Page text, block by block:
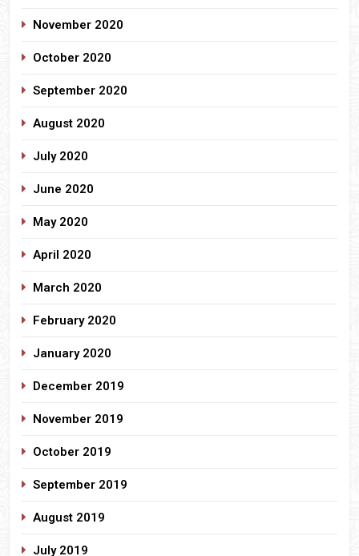
November 2020
October 2020
September 2020
August 2020
July 2020
June 2020
May 2020
April 2020
March 2020
February 2020
January 2020
December 2019
November 2019
October 2019
September 2019
August 2019
July 2019